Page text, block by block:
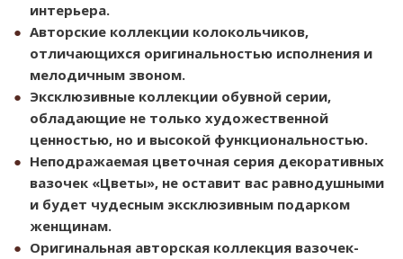
интерьера.
Авторские коллекции колокольчиков,
отличающихся оригинальностью исполнения и
мелодичным звоном.
Эксклюзивные коллекции обувной серии,
обладающие не только художественной
ценностью, но и высокой функциональностью.
Неподражаемая цветочная серия декоративных
вазочек «Цветы», не оставит вас равнодушными
и будет чудесным эксклюзивным подарком
женщинам.
Оригинальная авторская коллекция вазочек-